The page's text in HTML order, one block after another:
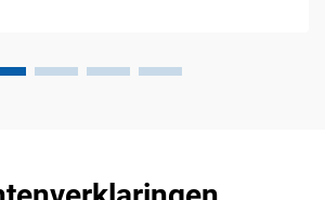
Eerst...